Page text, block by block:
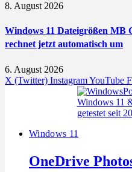
8. August 2026
Windows 11 Dateigrößen MB
rechnet jetzt automatisch um
6. August 2026
X (Twitter) InstagramYouTube
Windows 11
OneDrive